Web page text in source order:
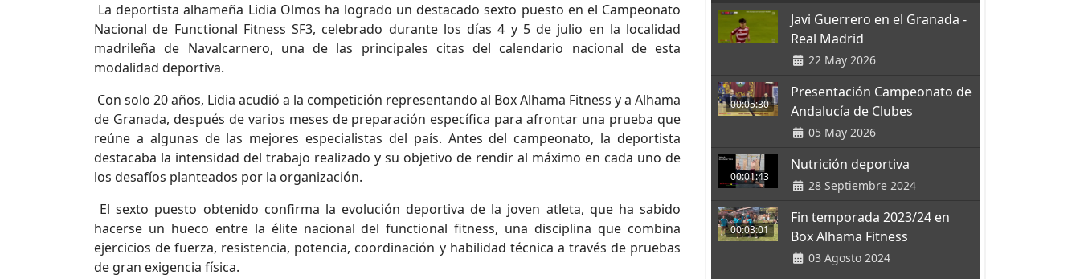
La deportista alhameña Lidia Olmos ha logrado un destacado sexto puesto en el Campeonato
Nacional de Functional Fitness SF3, celebrado durante los días 4 y 5 de julio en la localidad
madrileña de Navalcarnero, una de las principales citas del calendario nacional de esta
modalidad deportiva.
Con solo 20 años, Lidia acudió a la competición representando al Box Alhama Fitness y a Alhama
de Granada, después de varios meses de preparación específica para afrontar una prueba que
reúne a algunas de las mejores especialistas del país. Antes del campeonato, la deportista
destacaba la intensidad del trabajo realizado y su objetivo de rendir al máximo en cada uno de
los desafíos planteados por la organización.
El sexto puesto obtenido confirma la evolución deportiva de la joven atleta, que ha sabido
hacerse un hueco entre la élite nacional del functional fitness, una disciplina que combina
ejercicios de fuerza, resistencia, potencia, coordinación y habilidad técnica a través de pruebas
de gran exigencia física.
Javi Guerrero en el Granada -
Real Madrid
22 May 2026
00:05:30
Presentación Campeonato de
Andalucía de Clubes
05 May 2026
00:01:43
Nutrición deportiva
28 Septiembre 2024
00:03:01
Fin temporada 2023/24 en
Box Alhama Fitness
03 Agosto 2024